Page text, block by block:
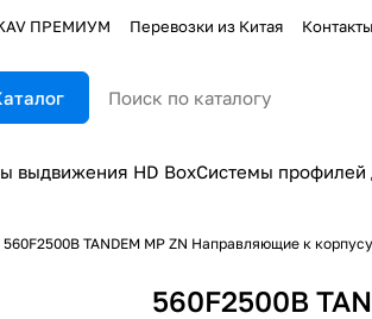
ПРЕМИУМ Перевозки из Китая Контакты
выдвижения HD BoxСистемы профилей
560F2500B TANDEM MP ZN Направляющие к
560F2500B